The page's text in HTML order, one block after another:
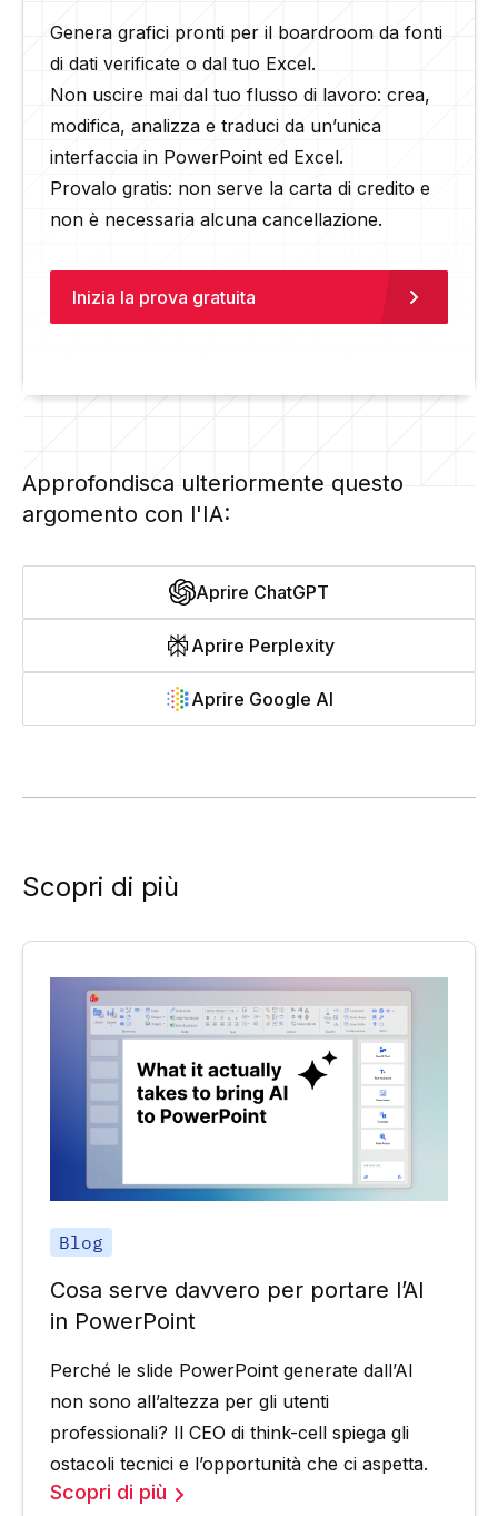
Genera grafici pronti per il boardroom da fonti
di dati verificate o dal tuo Excel.
Non uscire mai dal tuo flusso di lavoro: crea,
modifica, analizza e traduci da un’unica
interfaccia in PowerPoint ed Excel.
Provalo gratis: non serve la carta di credito e
non è necessaria alcuna cancellazione.
Inizia la prova gratuita
Approfondisca ulteriormente questo
argomento con l'IA:
Aprire ChatGPT
Aprire Perplexity
Aprire Google AI
Scopri di più
Blog
Cosa serve davvero per portare l’AI
in PowerPoint
Perché le slide PowerPoint generate dall’AI
non sono all’altezza per gli utenti
professionali? Il CEO di think-cell spiega gli
ostacoli tecnici e l’opportunità che ci aspetta.
Scopri di più